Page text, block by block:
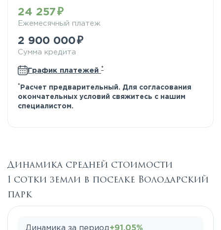
24 257
Ежемесячный платеж
2 900 000
Сумма кредита
График платежей *
* Расчет предварительный. Для согласования
окончательных условий свяжитесь с нашим
специалистом.
Динамика средней стоимости
1 сотки земли в поселке Володарский
парк
Динамика за период+91.05%